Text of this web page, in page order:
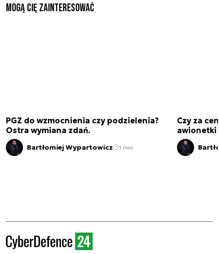
Mogą Cię zainteresować
PGZ do wzmocnienia czy podzielenia?
Ostra wymiana zdań.
Bartłomiej Wypartowicz 1 min.
Czy za
awionetki